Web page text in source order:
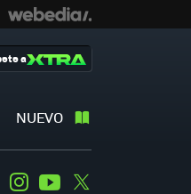
NUEVO
a
TelegramInstagramYoutube